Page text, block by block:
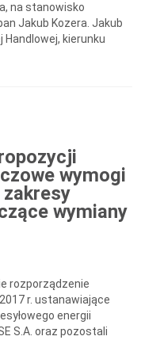
na stanowisko
Jakub Kozera. Jakub
Handlowej, kierunku
wymogi
wymiany
rozporządzenie
r. ustanawiające
energii
S.A. oraz pozostali